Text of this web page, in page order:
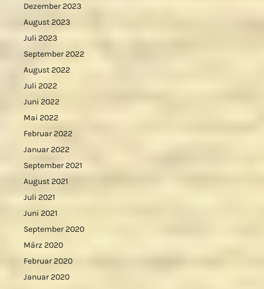
Dezember 2023
August 2023
Juli 2023
September 2022
August 2022
Juli 2022
Juni 2022
Mai 2022
Februar 2022
Januar 2022
September 2021
August 2021
Juli 2021
Juni 2021
September 2020
März 2020
Februar 2020
Januar 2020